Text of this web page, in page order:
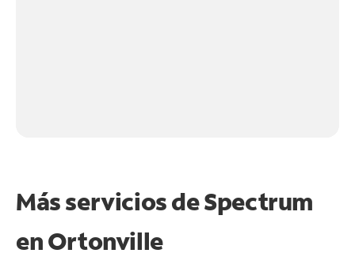
Más servicios de Spectrum
enOrtonville